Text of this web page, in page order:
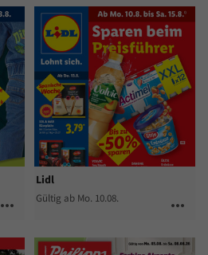
more_horiz
Lidl
Gültig ab Mo. 10.08. more_horiz